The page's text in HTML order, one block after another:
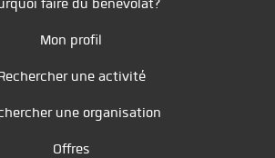
faire du bénévolat?
Mon profil
une activité
une organisation
Offres